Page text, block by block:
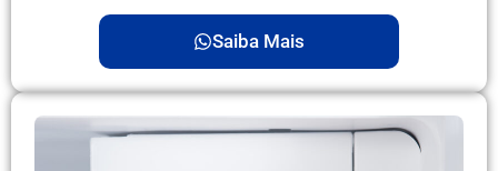
Saiba Mais